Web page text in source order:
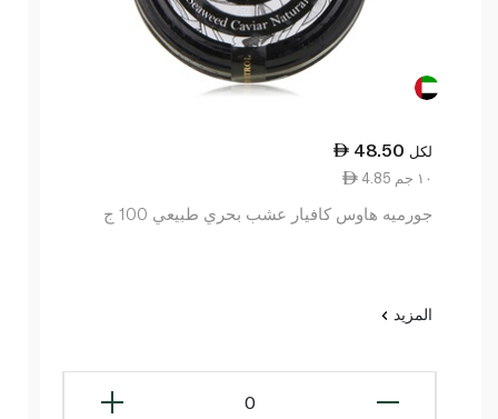
48.50 لكل
4.85 ١٠ جم
جورميه هاوس كافيار عشب بحري طبيعي 100 ج
المزيد
0